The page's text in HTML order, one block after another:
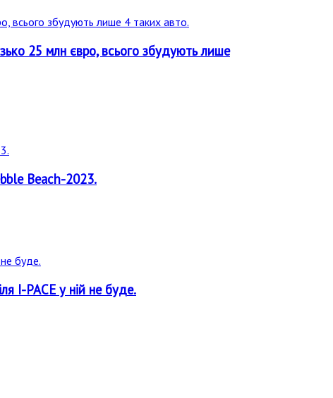
25 млн євро, всього збудують лише
Beach-2023.
I-PACE у ній не буде.